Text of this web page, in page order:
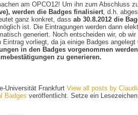
am OPCO12! Um ihn zum Abschluss
werden die Badges finalisiert, d.h.
ganz konkret, dass ab 30.8.2012 die
ist. Die Eintragungen werden dann
generiert. Noch entscheiden wir, ob
vorliegt, da ja einige Badges
in den Badges vorgenommen
zu generieren.
Universität Frankfurt View all posts by
Badges veröffentlicht. Setze ein